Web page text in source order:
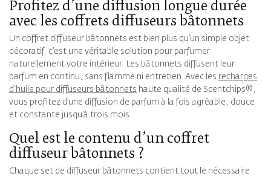
Profitez d’une diffusion longue durée
avec les coffrets diffuseurs bâtonnets
Un coffret diffuseur bâtonnets est bien plus qu’un simple objet
décoratif, c’est une véritable solution pour parfumer
naturellement votre intérieur. Les bâtonnets diffusent leur
parfum en continu, sans flamme ni entretien. Avec les recharges
d'huile pour diffuseurs bâtonnets haute qualité de Scentchips®,
vous profitez d’une diffusion de parfum à la fois agréable, douce
et constante jusqu’à trois mois.
Quel est le contenu d’un coffret
diffuseur bâtonnets ?
Chaque set de diffuseur bâtonnets contient tout le nécessaire